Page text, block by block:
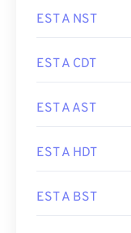
EST A NST
EST A CDT
EST A AST
EST A HDT
EST A BST